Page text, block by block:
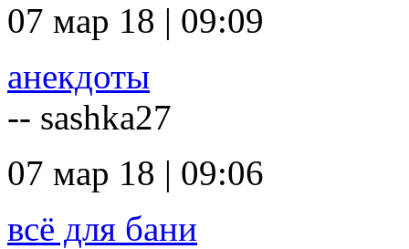
07 мар 18 | 09:09
анекдоты
-- sashka27
07 мар 18 | 09:06
всё для бани